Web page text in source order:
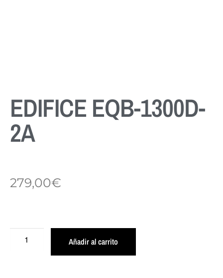
EDIFICE EQB-1300D-
2A
279,00€
Añadir al carrito